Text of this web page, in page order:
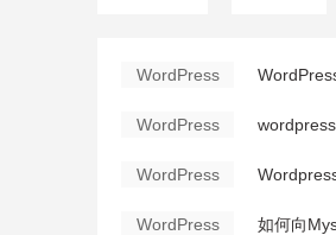
WordPress
WordPress
WordPress
WordPress 如何向